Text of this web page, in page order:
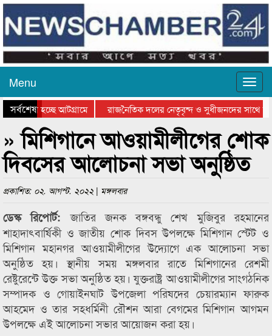
Menu
সর্বশেষহচ্ছে আটগ্রামে
রাজনৈতিক দলের নেতৃবৃন্দ ও সুধীজনদের সাথে
পুরস্কার বিতরণ সম্পন্ন
সিলেটে বাংলাদেশ গ্রুপ থিয়েটার ফেডারেশানের
» মিশিগানে আওয়ামীলীগের শোক
দিবসের আলোচনা সভা অনুষ্ঠিত
প্রকাশিত: ০২. আগস্ট. ২০২২ | মঙ্গলবার
ডেস্ক রিপোর্ট: জাতির জনক বঙ্গবন্ধু শেখ মুজিবুর রহমানের
শাহাদাৎবার্ষিকী ও জাতীয় শোক দিবস উপলক্ষে মিশিগান স্টেট ও
মিশিগান মহানগর আওয়ামীলীগের উদ্যোগে এক আলোচনা সভা
অনুষ্ঠিত হয়। স্থানীয় সময় মঙ্গলবার রাতে মিশিগানের রেশমী
রেষ্টুরেন্টে উক্ত সভা অনুষ্ঠিত হয়। যুক্তরাষ্ট্র আওয়ামীলীগের সাংগঠনিক
সম্পাদক ও গোয়াইনঘাট উপজেলা পরিষদের চেয়ারম্যান ফারুক
আহমেদ ও তার সহধর্মিনী রৌশন আরা বেগমের মিশিগান আগমন
উপলক্ষে এই আলোচনা সভার আয়োজন করা হয়।